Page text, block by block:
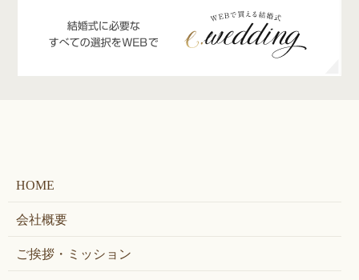
HOME
会社概要
ご挨拶・ミッション